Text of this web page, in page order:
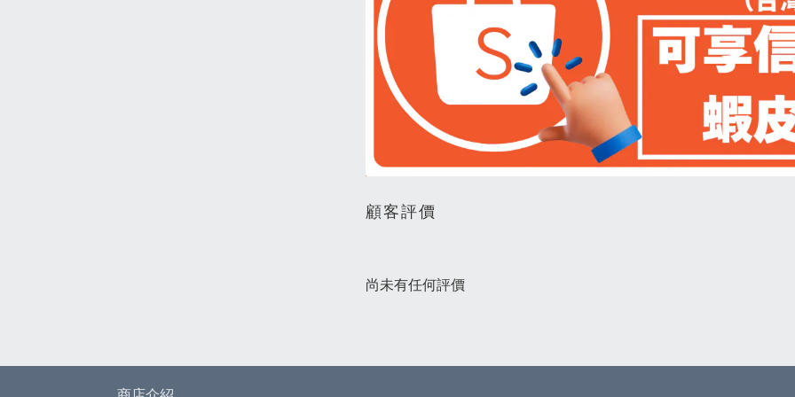
顧客評價
尚未有任何評價